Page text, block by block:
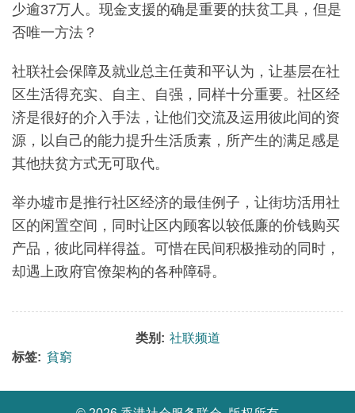
少逾37万人。现金支援的确是重要的扶贫工具，但是
否唯一方法？
社联社会保障及就业总主任黄和平认为，让基层在社
区生活得充实、自主、自强，同样十分重要。社区经
济是很好的介入手法，让他们交流及运用彼此间的资
源，以自己的能力提升生活质素，所产生的满足感是
其他扶贫方式无可取代。
举办墟市是推行社区经济的最佳例子，让街坊活用社
区的闲置空间，同时让区内顾客以较低廉的价钱购买
产品，彼此同样得益。可惜在民间积极推动的同时，
却遇上政府官僚架构的各种障碍。
类别: 社联频道
标签: 貧窮